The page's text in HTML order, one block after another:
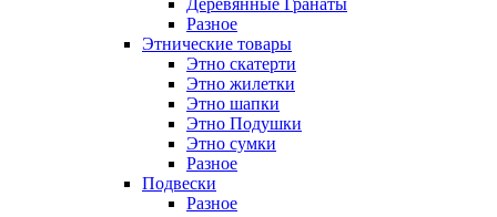
Деревянные Гранаты
Разное
Этнические товары
Этно скатерти
Этно жилетки
Этно шапки
Этно Подушки
Этно сумки
Разное
Подвески
Разное